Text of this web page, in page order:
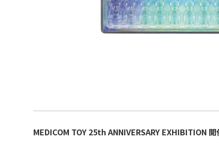
MEDICOM TOY 25th ANNIVERSARY EXHIBITION